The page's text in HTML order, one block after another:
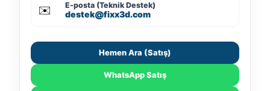
✉️ E-posta (Teknik Destek)
destek@fixx3d.com
Hemen Ara (Satış)
WhatsApp Satış